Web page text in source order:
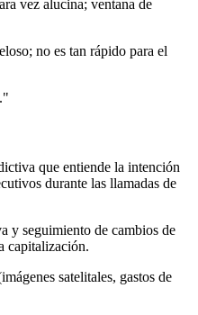
vez alucina; ventana de
no es tan rápido para el
que entiende la intención
durante las llamadas de
y seguimiento de cambios de
capitalización.
satelitales, gastos de